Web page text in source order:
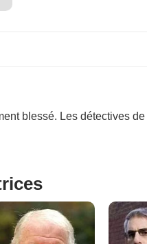
blessé. Les détectives